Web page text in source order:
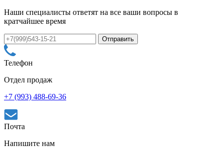
Наши специалисты ответят на все ваши вопросы в
кратчайшее время
Телефон
Отдел продаж
+7 (993) 488-69-36
Почта
Напишите нам